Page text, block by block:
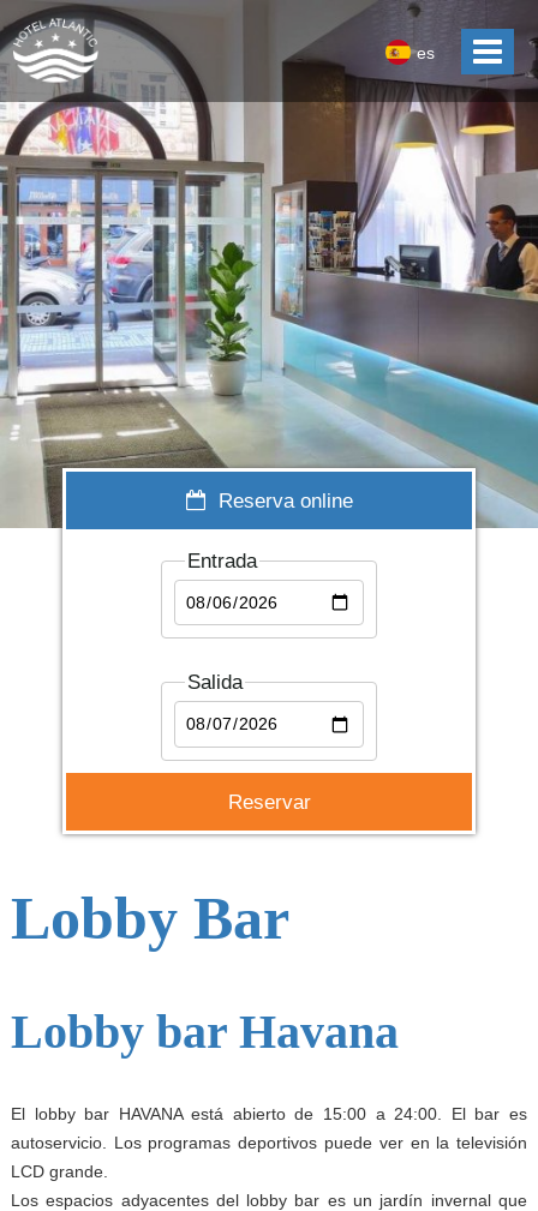
es
Reserva online
Entrada
Salida
Lobby Bar
Lobby bar Havana
El lobby bar HAVANA está abierto de 15:00 a 24:00. El bar es
autoservicio. Los programas deportivos puede ver en la televisión
LCD grande.
Los espacios adyacentes del lobby bar es un jardín invernal que